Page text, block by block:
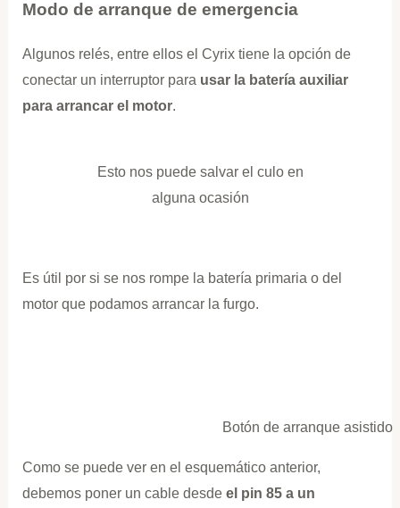
Modo de arranque de emergencia
Algunos relés, entre ellos el Cyrix tiene la opción de
conectar un interruptor para usar la batería auxiliar
para arrancar el motor.
Esto nos puede salvar el culo en
alguna ocasión
Es útil por si se nos rompe la batería primaria o del
motor que podamos arrancar la furgo.
Botón de arranque asistido
Como se puede ver en el esquemático anterior,
debemos poner un cable desde el pin 85 a un